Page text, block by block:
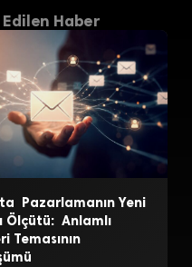
Edilen Haber
Pazarlamanın Yeni
Ölçütü: Anlamlı
Temasının